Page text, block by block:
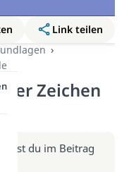
Link teilen
Zeichen
du im Beitrag